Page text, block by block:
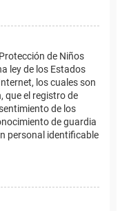
de Niños
ley de los Estados
los cuales son
que el registro de
de los
de guardia
personal identificable